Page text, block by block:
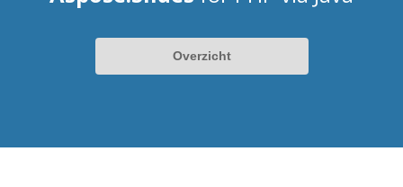
Overzicht